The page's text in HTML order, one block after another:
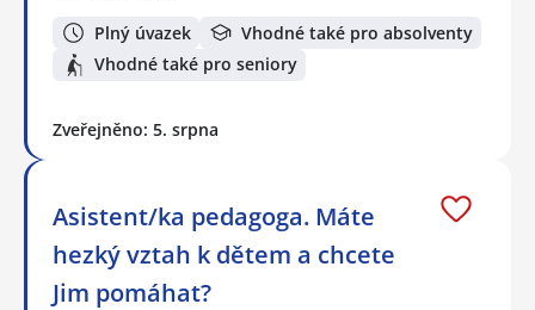
Plný úvazek
Vhodné také pro absolventy
Vhodné také pro seniory
Zveřejněno: 5. srpna
Asistent/ka pedagoga. Máte
hezký vztah k dětem a chcete
Jim pomáhat?